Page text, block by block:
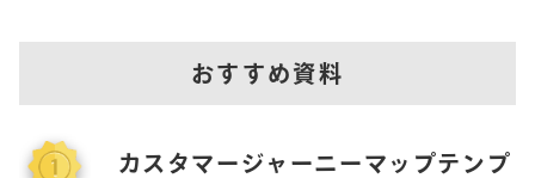
おすすめ資料
カスタマージャーニーマップテンプ